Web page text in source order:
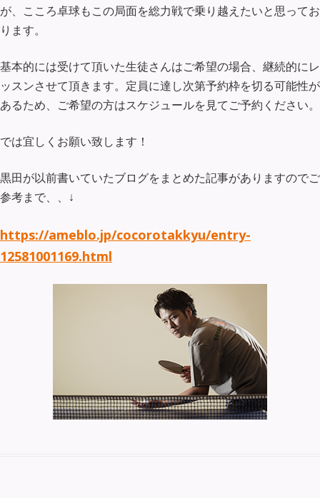
が、こころ卓球もこの局面を総力戦で乗り越えたいと思ってお
ります。
基本的には受けて頂いた生徒さんはご希望の場合、継続的にレ
ッスンさせて頂きます。定員に達し次第予約枠を切る可能性が
あるため、ご希望の方はスケジュールを見てご予約ください。
では宜しくお願い致します！
黒田が以前書いていたブログをまとめた記事がありますのでご
参考まで、、↓
https://ameblo.jp/cocorotakkyu/entry-
12581001169.html